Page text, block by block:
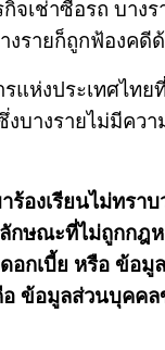
เช่าซื้อรถ บาง
งรายก็ถูกฟ้องคดี
ประเทศไทย
งรายไม่มีคว
งเรียนไม่ทรา
กษณะที่ไม่ถูก
กเบี้ย หรือ ข้อ
อมูลส่วนบุคค